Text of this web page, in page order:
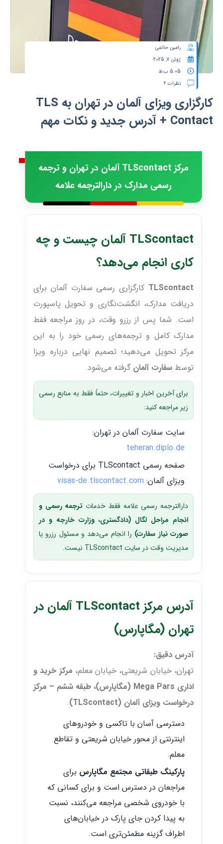
رامین حاتمی
ژوئن 7, 2025
5:05 ب.ظ
نظرات 2
کارگزاری ویزای آلمان در تهران به TLS
Contact + آدرس جدید و نکات مهم
مرکز TLScontact آلمان در تهران و ترجمه
رسمی مدارک در دارالترجمه علامه
TLScontact آلمان چیست و چه
کاری انجام می‌دهد؟
TLScontact کارگزاری رسمی سفارت آلمان برای
دریافت مدارک، انگشت‌نگاری و تحویل پاسپورت
است. شما پس از رزرو وقت، در روز مراجعه فقط
مدارک کامل و ترجمه‌های رسمی خود را به این
مرکز تحویل می‌دهید؛ تصمیم نهایی درباره ویزا
توسط سفارت آلمان گرفته می‌شود.
برای آخرین اخبار و تغییرات، حتماً فقط به منابع رسمی
زیر مراجعه کنید:
سایت سفارت آلمان در تهران:
teheran.diplo.de
صفحه رسمی TLScontact برای درخواست
ویزای آلمان: visas-de.tlscontact.com
دارالترجمه رسمی علامه فقط خدمات ترجمه رسمی و
انجام مراحل لگال (دادگستری، وزارت خارجه و در
صورت نیاز سفارت) را انجام می‌دهد و مسئول رزرو یا
مدیریت وقت در سایت TLScontact نیست.
آدرس مرکز TLScontact آلمان در
تهران (مگاپارس)
آدرس دقیق:
تهران، خیابان شریعتی، خیابان معلم، مرکز خرید و
اداری Mega Pars (مگاپارس)، طبقه ششم – مرکز
درخواست ویزای آلمان (TLScontact)
.
دسترسی آسان با تاکسی و خودروهای
اینترنتی از محور خیابان شریعتی و تقاطع
معلم.
پارکینگ طبقاتی مجتمع مگاپارس برای
مراجعان در دسترس است و برای کسانی که
با خودروی شخصی مراجعه می‌کنند، نسبت
به پیدا کردن جای پارک در خیابان‌های
اطراف گزینه مطمئن‌تری است.